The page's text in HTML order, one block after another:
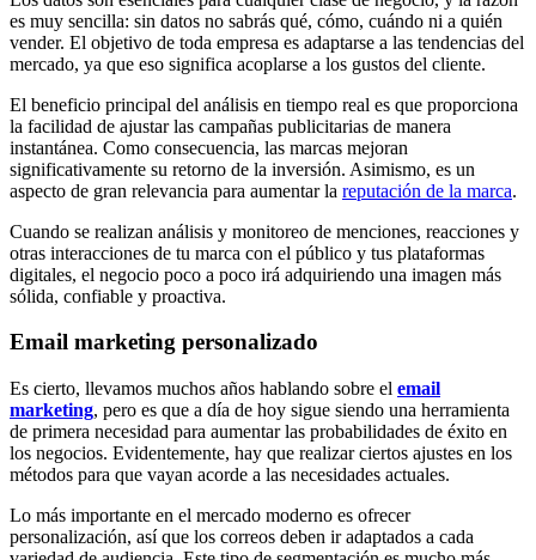
es muy sencilla: sin datos no sabrás qué, cómo, cuándo ni a quién
vender. El objetivo de toda empresa es adaptarse a las tendencias del
mercado, ya que eso significa acoplarse a los gustos del cliente.
El beneficio principal del análisis en tiempo real es que proporciona
la facilidad de ajustar las campañas publicitarias de manera
instantánea. Como consecuencia, las marcas mejoran
significativamente su retorno de la inversión. Asimismo, es un
aspecto de gran relevancia para aumentar la reputación de la marca.
Cuando se realizan análisis y monitoreo de menciones, reacciones y
otras interacciones de tu marca con el público y tus plataformas
digitales, el negocio poco a poco irá adquiriendo una imagen más
sólida, confiable y proactiva.
Email marketing personalizado
Es cierto, llevamos muchos años hablando sobre el email
marketing, pero es que a día de hoy sigue siendo una herramienta
de primera necesidad para aumentar las probabilidades de éxito en
los negocios. Evidentemente, hay que realizar ciertos ajustes en los
métodos para que vayan acorde a las necesidades actuales.
Lo más importante en el mercado moderno es ofrecer
personalización, así que los correos deben ir adaptados a cada